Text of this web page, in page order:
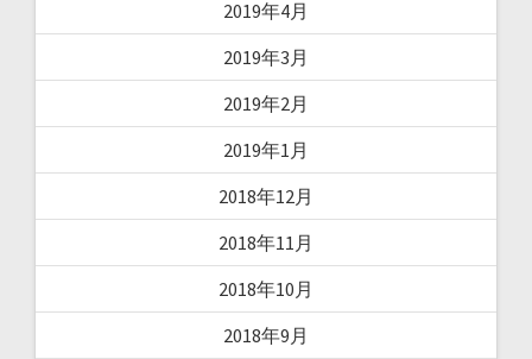
2019年4月
2019年3月
2019年2月
2019年1月
2018年12月
2018年11月
2018年10月
2018年9月